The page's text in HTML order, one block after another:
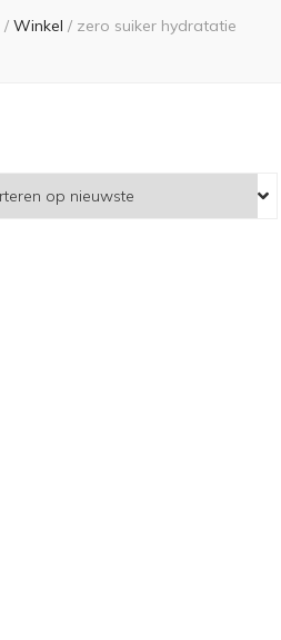
/ Winkel / zero suiker hydratatie